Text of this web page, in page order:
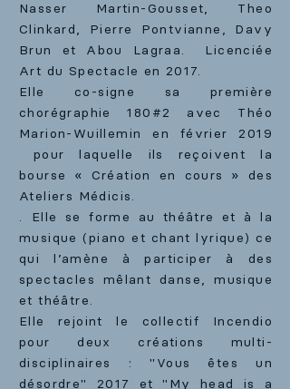
Nasser Martin-Gousset, Theo
Clinkard, Pierre Pontvianne, Davy
Brun et Abou Lagraa. Licenciée
Art du Spectacle en 2017.
Elle co-signe sa première
chorégraphie 180#2 avec Théo
Marion-Wuillemin en février 2019
pour laquelle ils reçoivent la
bourse « Création en cours » des
Ateliers Médicis.
. Elle se forme au théâtre et à la
musique (piano et chant lyrique) ce
qui l’amène à participer à des
spectacles mêlant danse, musique
et théâtre.
Elle rejoint le collectif Incendio
pour deux créations multi-
disciplinaires : "Vous êtes un
désordre" 2017 et "My head is a